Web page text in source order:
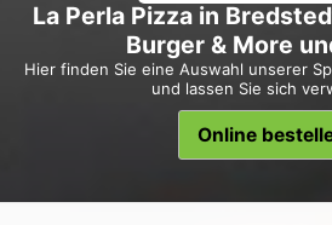
La Perla Pizza in
Burger & More
Hier finden Sie eine Auswahl unserer
und lassen Sie sich
Online